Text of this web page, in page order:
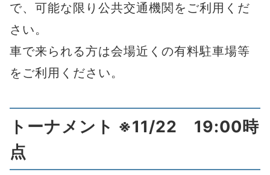
で、可能な限り公共交通機関をご利用くだ
さい。
車で来られる方は会場近くの有料駐車場等
をご利用ください。
トーナメント ※11/22 19:00時
点